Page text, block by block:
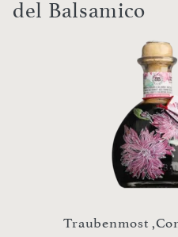
del Balsamico
Traubenmost